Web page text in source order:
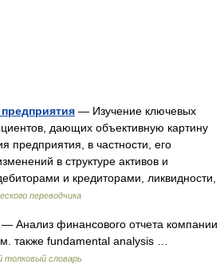
— Изучение ключевых
дающих объективную картину
предприятия, в частности, его
в структуре активов и
и кредиторами, ликвидности,
переводчика
— Анализ финансового отчета компании
также fundamental analysis …
толковый словарь